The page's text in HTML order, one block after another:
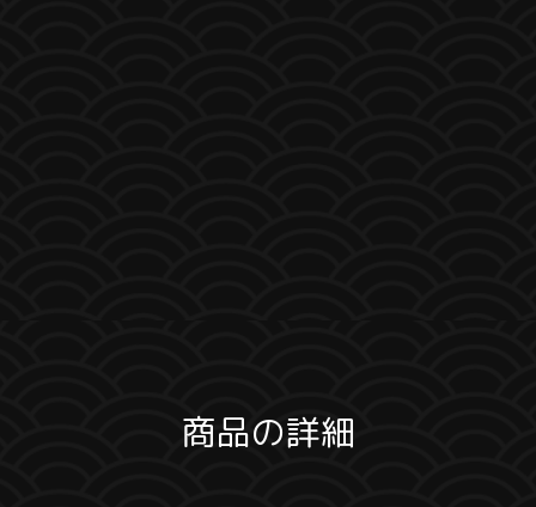
商品の詳細